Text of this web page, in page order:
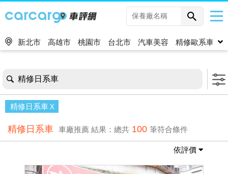
新北市 高雄市 桃園市 台北市 汽車美容 精修歐系車
精修日系車
精修日系車
精修日系車 車廠推薦 結果：總共 100 筆符合條件
依評價